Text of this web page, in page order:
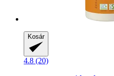
Kosár
4.8 (20)